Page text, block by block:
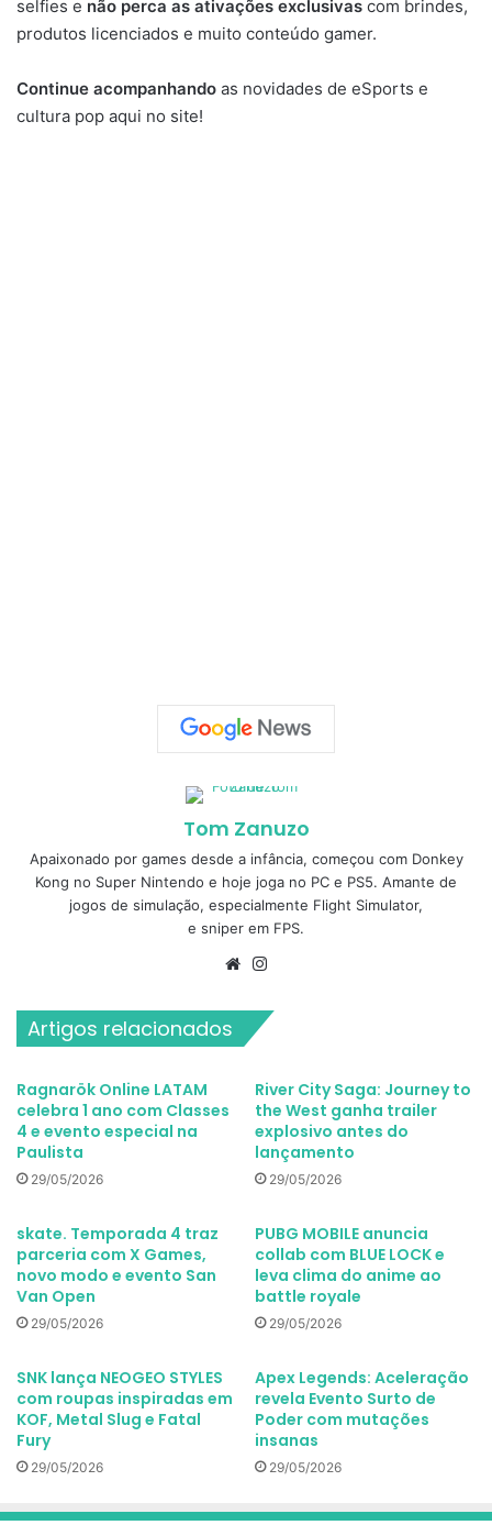
selfies e não perca as ativações exclusivas com brindes,
produtos licenciados e muito conteúdo gamer.
Continue acompanhando as novidades de eSports e
cultura pop aqui no site!
Tom Zanuzo
Apaixonado por games desde a infância, começou com Donkey
Kong no Super Nintendo e hoje joga no PC e PS5. Amante de
jogos de simulação, especialmente Flight Simulator,
e sniper em FPS.
Website
Artigos relacionados
Ragnarök Online LATAM
celebra 1 ano com Classes
4 e evento especial na
Paulista
29/05/2026
River City Saga: Journey to
the West ganha trailer
explosivo antes do
lançamento
29/05/2026
skate. Temporada 4 traz
parceria com X Games,
novo modo e evento San
Van Open
29/05/2026
PUBG MOBILE anuncia
collab com BLUE LOCK e
leva clima do anime ao
battle royale
29/05/2026
SNK lança NEOGEO STYLES
com roupas inspiradas em
KOF, Metal Slug e Fatal
Fury
29/05/2026
Apex Legends: Aceleração
revela Evento Surto de
Poder com mutações
insanas
29/05/2026